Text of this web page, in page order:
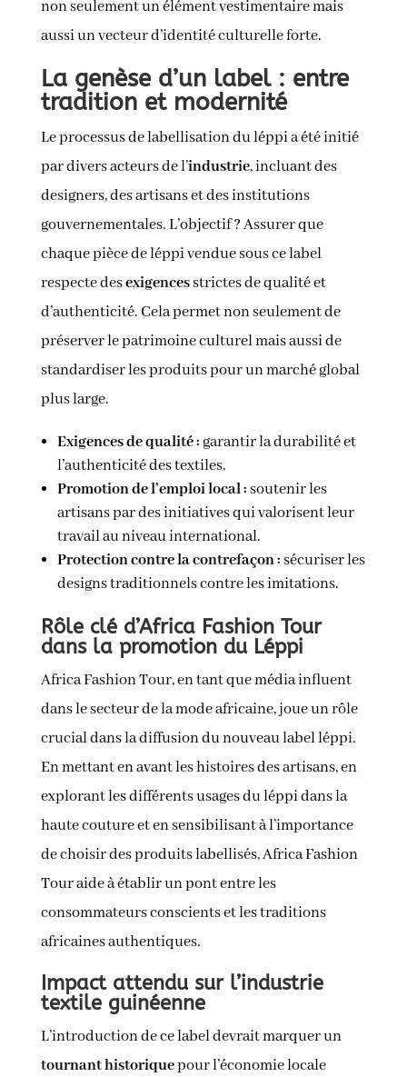
non seulement un élément vestimentaire mais
aussi un vecteur d’identité culturelle forte.
La genèse d’un label : entre
tradition et modernité
Le processus de labellisation du léppi a été initié
par divers acteurs de l’industrie, incluant des
designers, des artisans et des institutions
gouvernementales. L’objectif ? Assurer que
chaque pièce de léppi vendue sous ce label
respecte desexigencesstrictes de qualité et
d’authenticité. Cela permet non seulement de
préserver le patrimoine culturel mais aussi de
standardiser les produits pour un marché global
plus large.
Exigences de qualité : garantir la durabilité et
l’authenticité des textiles.
Promotion de l’emploi local :soutenir les
artisans par des initiatives qui valorisent leur
travail au niveau international.
Protection contre la contrefaçon :sécuriser les
designs traditionnels contre les imitations.
Rôle clé d’Africa Fashion Tour
dans la promotion du Léppi
Africa Fashion Tour, en tant que média influent
dans le secteur de la mode africaine, joue un rôle
crucial dans la diffusion du nouveau label léppi.
En mettant en avant les histoires des artisans, en
explorant les différents usages du léppi dans la
haute couture et en sensibilisant à l’importance
de choisir des produits labellisés, Africa Fashion
Tour aide à établir un pont entre les
consommateurs conscients et les traditions
africaines authentiques.
Impact attendu sur l’industrie
textile guinéenne
L’introduction de ce label devrait marquer un
tournant historiquepour l’économie locale